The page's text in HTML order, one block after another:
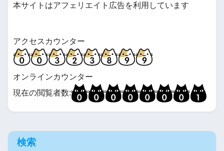
本サイトはアフェリエイト広告を利用しています
アクセスカウンター
オンラインカウンター
現在の閲覧者数:
検索